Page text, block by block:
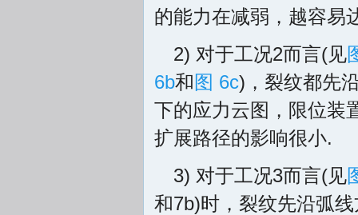
的能力在减弱，越容易
2) 对于工况2而言(见
6b和图 6c)，裂纹都先
下的应力云图，限位装
扩展路径的影响很小.
3) 对于工况3而言(见
和7b)时，裂纹先沿弧